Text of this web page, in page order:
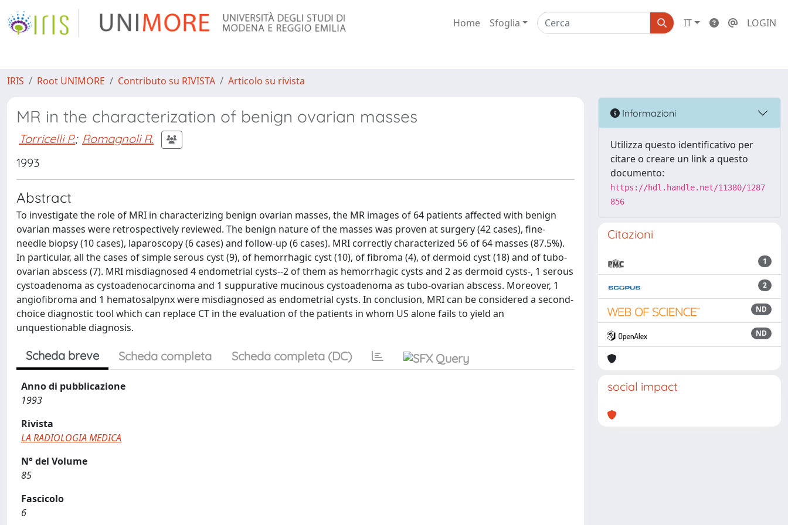
Home Sfoglia IT LOGIN
IRIS Root UNIMORE Contributo su RIVISTA Articolo su rivista
MR in the characterization of benign ovarian masses
Torricelli P.; Romagnoli R.
1993
Abstract
To investigate the role of MRI in characterizing benign ovarian masses, the MR images of 64 patients affected with benign
ovarian masses were retrospectively reviewed. The benign nature of the masses was proven at surgery (42 cases), fine-
needle biopsy (10 cases), laparoscopy (6 cases) and follow-up (6 cases). MRI correctly characterized 56 of 64 masses (87.5%).
In particular, all the cases of simple serous cyst (9), of hemorrhagic cyst (10), of fibroma (4), of dermoid cyst (18) and of tubo-
ovarian abscess (7). MRI misdiagnosed 4 endometrial cysts--2 of them as hemorrhagic cysts and 2 as dermoid cysts-, 1 serous
cystoadenoma as cystoadenocarcinoma and 1 suppurative mucinous cystoadenoma as tubo-ovarian abscess. Moreover, 1
angiofibroma and 1 hematosalpynx were misdiagnosed as endometrial cysts. In conclusion, MRI can be considered a second-
choice diagnostic tool which can replace CT in the evaluation of the patients in whom US alone fails to yield an
unquestionable diagnosis.
Scheda breve Scheda completa Scheda completa (DC)
Anno di pubblicazione
1993
Rivista
LA RADIOLOGIA MEDICA
N° del Volume
85
Fascicolo
6
Informazioni
Utilizza questo identificativo per
citare o creare un link a questo
documento:
https://hdl.handle.net/11380/1287
856
Citazioni
1
2
ND
ND
social impact